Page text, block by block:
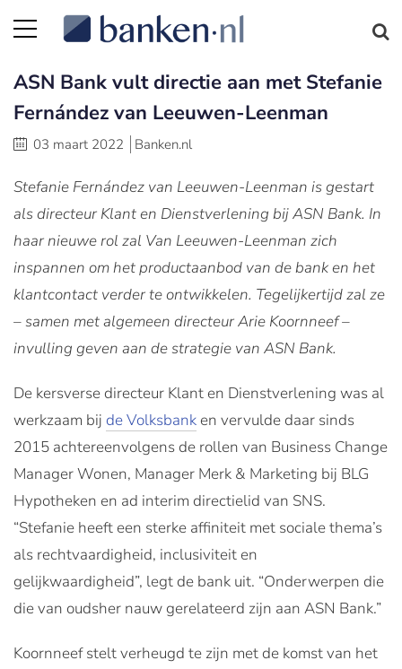
ASN Bank vult directie aan met Stefanie
Fernández van Leeuwen-Leenman
03 maart 2022 Banken.nl
Stefanie Fernández van Leeuwen-Leenman is gestart
als directeur Klant en Dienstverlening bij ASN Bank. In
haar nieuwe rol zal Van Leeuwen-Leenman zich
inspannen om het productaanbod van de bank en het
klantcontact verder te ontwikkelen. Tegelijkertijd zal ze
– samen met algemeen directeur Arie Koornneef –
invulling geven aan de strategie van ASN Bank.
De kersverse directeur Klant en Dienstverlening was al
werkzaam bij de Volksbank en vervulde daar sinds
2015 achtereenvolgens de rollen van Business Change
Manager Wonen, Manager Merk & Marketing bij BLG
Hypotheken en ad interim directielid van SNS.
“Stefanie heeft een sterke affiniteit met sociale thema’s
als rechtvaardigheid, inclusiviteit en
gelijkwaardigheid”, legt de bank uit. “Onderwerpen die
die van oudsher nauw gerelateerd zijn aan ASN Bank.”
Koornneef stelt verheugd te zijn met de komst van het